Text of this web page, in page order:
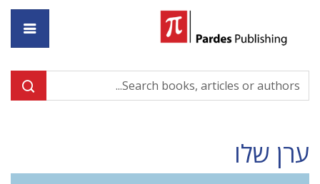
ערן שלו